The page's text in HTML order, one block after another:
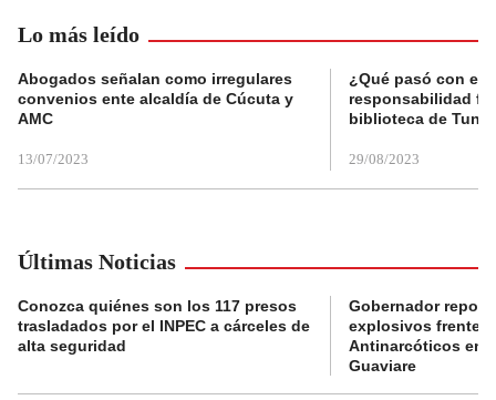
Lo más leído
Abogados señalan como irregulares
convenios ente alcaldía de Cúcuta y
AMC
13/07/2023
¿Qué pasó con el
responsabilidad
biblioteca de
29/08/2023
Últimas Noticias
Conozca quiénes son los 117 presos
trasladados por el INPEC a cárceles de
alta seguridad
Gobernador
explosivos frente a
Antinarcóticos en
Guaviare